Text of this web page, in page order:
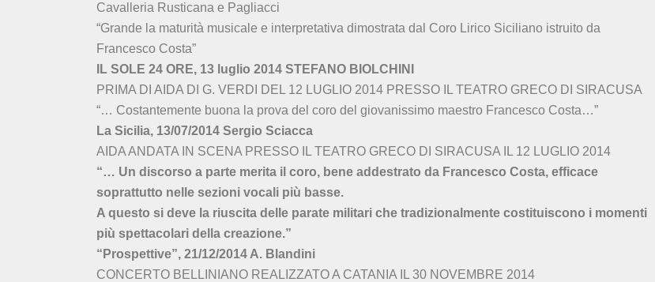
Cavalleria Rusticana e Pagliacci
“Grande la maturità musicale e interpretativa dimostrata dal Coro Lirico Siciliano istruito da
Francesco Costa”
IL SOLE 24 ORE, 13 luglio 2014 STEFANO BIOLCHINI
PRIMA DI AIDA DI G. VERDI DEL 12 LUGLIO 2014 PRESSO IL TEATRO GRECO DI SIRACUSA
“… Costantemente buona la prova del coro del giovanissimo maestro Francesco Costa…”
La Sicilia, 13/07/2014 Sergio Sciacca
AIDA ANDATA IN SCENA PRESSO IL TEATRO GRECO DI SIRACUSA IL 12 LUGLIO 2014
“… Un discorso a parte merita il coro, bene addestrato da Francesco Costa, efficace
soprattutto nelle sezioni vocali più basse.
A questo si deve la riuscita delle parate militari che tradizionalmente costituiscono i momenti
più spettacolari della creazione.”
“Prospettive”, 21/12/2014 A. Blandini
CONCERTO BELLINIANO REALIZZATO A CATANIA IL 30 NOVEMBRE 2014